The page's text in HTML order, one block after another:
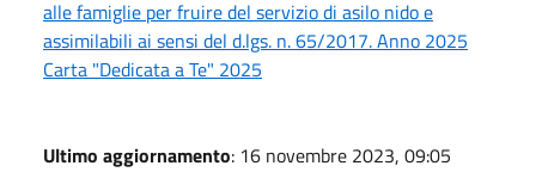
alle famiglie per fruire del servizio di asilo nido e
assimilabili ai sensi del d.lgs. n. 65/2017. Anno 2025
Carta "Dedicata a Te" 2025
Ultimo aggiornamento: 16 novembre 2023, 09:05